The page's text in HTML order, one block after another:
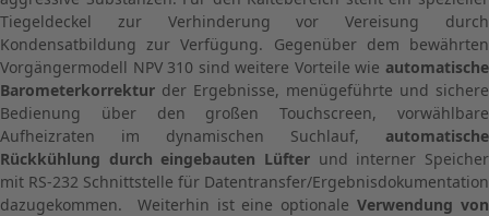
Tiegeldeckel zur Verhinderung vor Vereisung durch
Kondensatbildung zur Verfügung. Gegenüber dem bewährten
Vorgängermodell NPV 310 sind weitere Vorteile wie automatische
Barometerkorrektur der Ergebnisse, menügeführte und sichere
Bedienung über den großen Touchscreen, vorwählbare
Aufheizraten im dynamischen Suchlauf, automatische
Rückkühlung durch eingebauten Lüfter und interner Speicher
mit RS-232 Schnittstelle für Datentransfer/Ergebnisdokumentation
dazugekommen. Weiterhin ist eine optionaleVerwendung von